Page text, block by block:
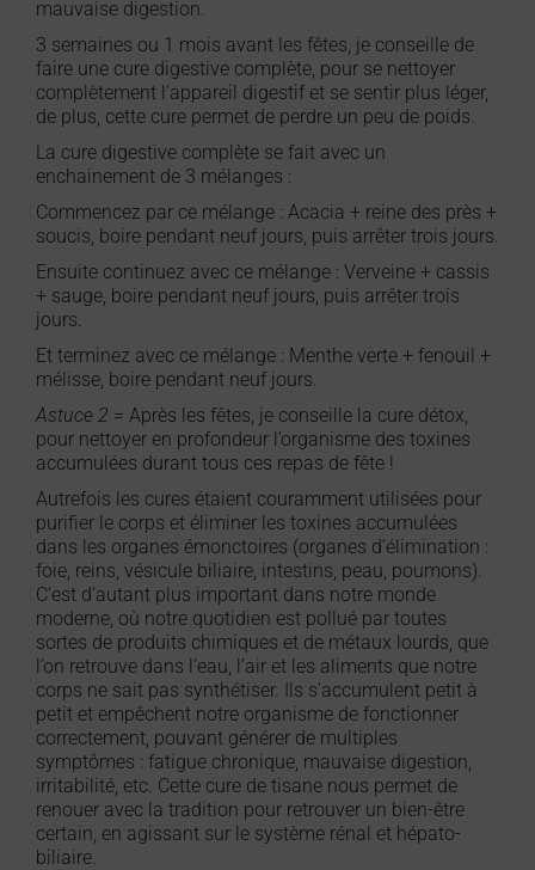
mauvaise digestion.
3 semaines ou 1 mois avant les fêtes, je conseille de
faire une cure digestive complète, pour se nettoyer
complètement l’appareil digestif et se sentir plus léger,
de plus, cette cure permet de perdre un peu de poids.
La cure digestive complète se fait avec un
enchainement de 3 mélanges :
Commencez par ce mélange : Acacia + reine des près +
soucis, boire pendant neuf jours, puis arrêter trois jours.
Ensuite continuez avec ce mélange : Verveine + cassis
+ sauge, boire pendant neuf jours, puis arrêter trois
jours.
Et terminez avec ce mélange : Menthe verte + fenouil +
mélisse, boire pendant neuf jours.
Astuce 2 = Après les fêtes, je conseille la cure détox,
pour nettoyer en profondeur l’organisme des toxines
accumulées durant tous ces repas de fête !
Autrefois les cures étaient couramment utilisées pour
purifier le corps et éliminer les toxines accumulées
dans les organes émonctoires (organes d’élimination :
foie, reins, vésicule biliaire, intestins, peau, poumons).
C’est d’autant plus important dans notre monde
moderne, où notre quotidien est pollué par toutes
sortes de produits chimiques et de métaux lourds, que
l’on retrouve dans l’eau, l’air et les aliments que notre
corps ne sait pas synthétiser. Ils s’accumulent petit à
petit et empêchent notre organisme de fonctionner
correctement, pouvant générer de multiples
symptômes : fatigue chronique, mauvaise digestion,
irritabilité, etc. Cette cure de tisane nous permet de
renouer avec la tradition pour retrouver un bien-être
certain, en agissant sur le système rénal et hépato-
biliaire.